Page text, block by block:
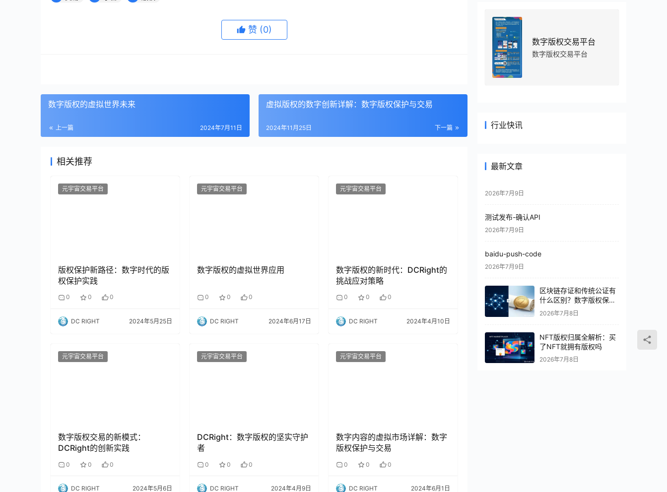
赞 (0)
数字版权的虚拟世界未来
上一篇 2024年7月11日
虚拟版权的数字创新详解：数字版权保护与交易
下一篇
2024年11月25日
相关推荐
元宇宙交易平台
版权保护新路径：数字时代的版
权保护实践
0 0 0
DC RIGHT 2024年5月25日
元宇宙交易平台
数字版权的虚拟世界应用
0 0 0
DC RIGHT 2024年6月17日
元宇宙交易平台
数字版权的新时代：DCRight的
挑战应对策略
0 0 0
DC RIGHT 2024年4月10日
元宇宙交易平台
数字版权交易的新模式：
DCRight的创新实践
0 0 0
DC RIGHT 2024年5月6日
元宇宙交易平台
DCRight：数字版权的坚实守护
者
0 0 0
DC RIGHT 2024年4月9日
元宇宙交易平台
数字内容的虚拟市场详解：数字
版权保护与交易
0 0 0
DC RIGHT 2024年6月1日
数字版权交易平台
数字版权交易平台
行业快讯
最新文章
2026年7月9日
测试发布-确认API
2026年7月9日
baidu-push-code
2026年7月9日
区块链存证和传统公证有
什么区别？数字版权保护
怎么选
2026年7月8日
NFT版权归属全解析：买
了NFT就拥有版权吗
2026年7月8日